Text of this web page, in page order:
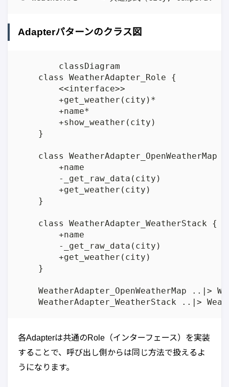
Adapterパターンのクラス図
    class WeatherAdapter_Role {
        <<interface>>
        +get_weather(city)*
        +name*
        +show_weather(city)
    }
    class WeatherAdapter_OpenWeatherMap {
        +name
        -_get_raw_data(city)
        +get_weather(city)
    }
    class WeatherAdapter_WeatherStack {
        +name
        -_get_raw_data(city)
        +get_weather(city)
    }
WeatherAdapter_OpenWeatherMap ..|>
各Adapterは共通のRole（インターフェース）を実装
することで、呼び出し側からは同じ方法で扱えるよ
うになります。